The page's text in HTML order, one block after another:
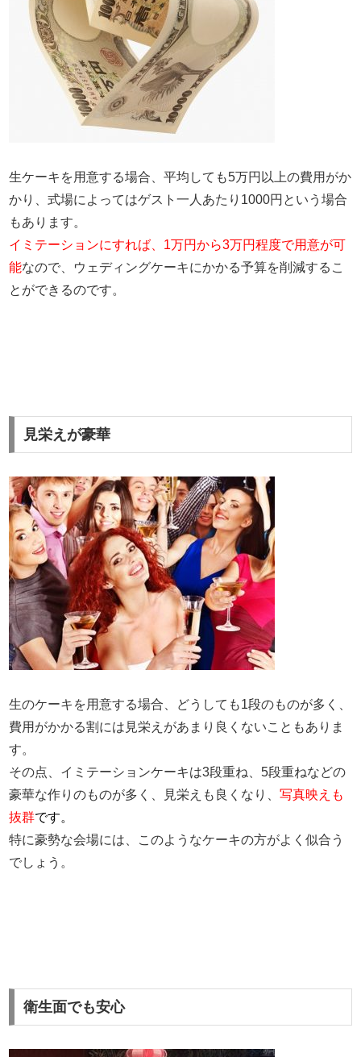
生ケーキを用意する場合、平均しても5万円以上の費用がか
かり、式場によってはゲスト一人あたり1000円という場合
もあります。
イミテーションにすれば、1万円から3万円程度で用意が可
能なので、ウェディングケーキにかかる予算を削減するこ
とができるのです。
見栄えが豪華
生のケーキを用意する場合、どうしても1段のものが多く、
費用がかかる割には見栄えがあまり良くないこともありま
す。
その点、イミテーションケーキは3段重ね、5段重ねなどの
豪華な作りのものが多く、見栄えも良くなり、写真映えも
抜群です。
特に豪勢な会場には、このようなケーキの方がよく似合う
でしょう。
衛生面でも安心